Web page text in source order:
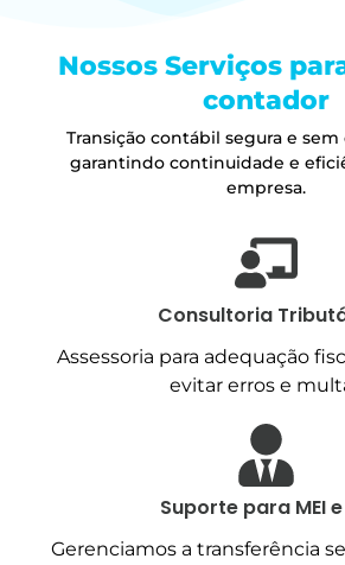
Nossos Serviços
contador
Transição contábil segura e
garantindo continuidade e
empresa.
Consultoria
Assessoria para adequação
evitar erros e
Suporte para MEI e
Gerenciamos a transferência